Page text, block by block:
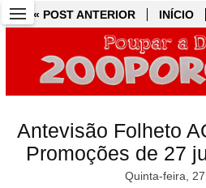
« POST ANTERIOR INÍCIO
Antevisão Folheto
Promoções de 27
Quinta-feira,
« POST ANTERIOR INÍCIO